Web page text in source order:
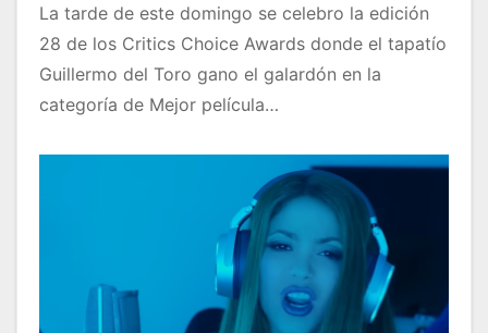
La tarde de este domingo se celebro la edición
28 de los Critics Choice Awards donde el tapatío
Guillermo del Toro gano el galardón en la
categoría de Mejor película…